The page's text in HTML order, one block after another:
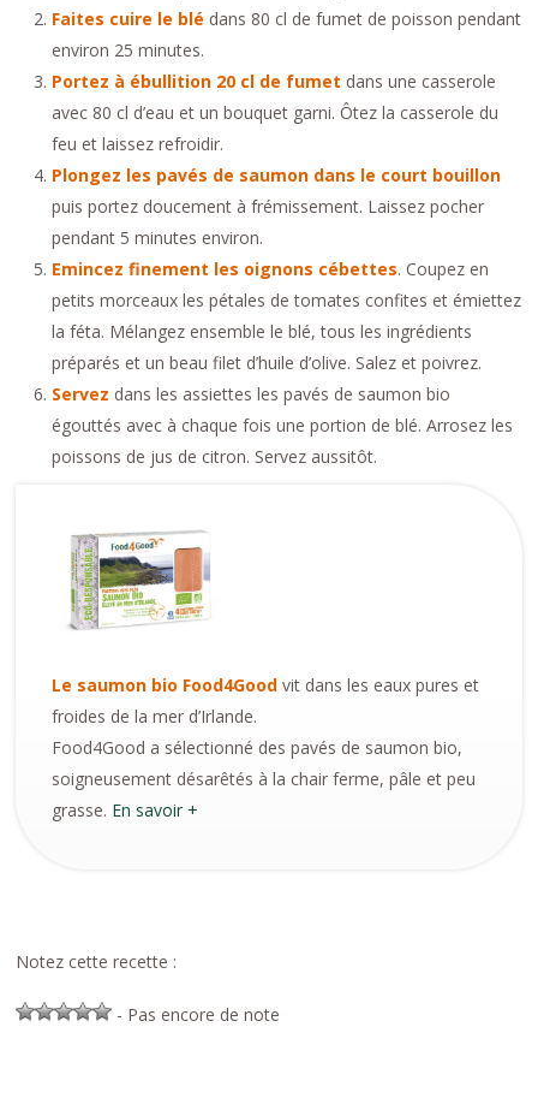
Faites cuire le blé dans 80 cl de fumet de poisson pendant
environ 25 minutes.
Portez à ébullition 20 cl de fumet dans une casserole
avec 80 cl d’eau et un bouquet garni. Ôtez la casserole du
feu et laissez refroidir.
Plongez les pavés de saumon dans le court bouillon
puis portez doucement à frémissement. Laissez pocher
pendant 5 minutes environ.
Emincez finement les oignons cébettes. Coupez en
petits morceaux les pétales de tomates confites et émiettez
la féta. Mélangez ensemble le blé, tous les ingrédients
préparés et un beau filet d’huile d’olive. Salez et poivrez.
Servez dans les assiettes les pavés de saumon bio
égouttés avec à chaque fois une portion de blé. Arrosez les
poissons de jus de citron. Servez aussitôt.
Le saumon bio Food4Good vit dans les eaux pures et
froides de la mer d’Irlande.
Food4Good a sélectionné des pavés de saumon bio,
soigneusement désarêtés à la chair ferme, pâle et peu
grasse. En savoir +
Notez cette recette :
- Pas encore de note